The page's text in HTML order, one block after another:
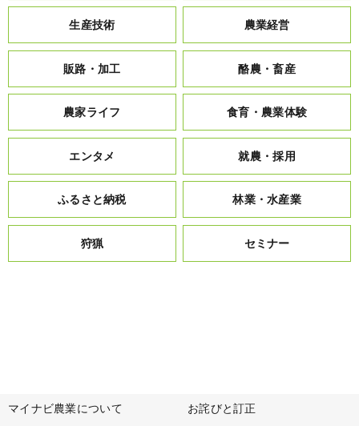
生産技術 農業経営
販路・加工 酪農・畜産
農家ライフ 食育・農業体験
エンタメ 就農・採用
ふるさと納税 林業・水産業
狩猟 セミナー
マイナビ農業について お詫びと訂正